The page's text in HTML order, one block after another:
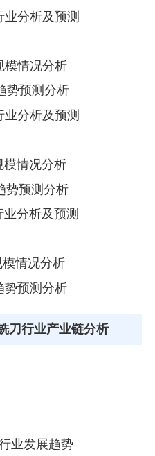
业分析及预测
情况分析
势预测分析
分析及预测
情况分析
势预测分析
分析及预测
情况分析
预测分析
刀行业产业链分析
业发展趋势